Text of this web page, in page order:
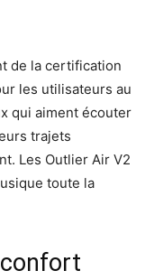
de la certification
les utilisateurs au
qui aiment écouter
trajets
Les Outlier Air V2
toute la